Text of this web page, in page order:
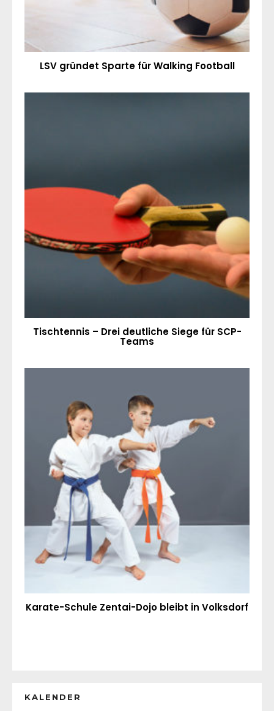
LSV gründet Sparte für Walking Football
Tischtennis – Drei deutliche Siege für SCP-
Teams
Karate-Schule Zentai-Dojo bleibt in Volksdorf
KALENDER